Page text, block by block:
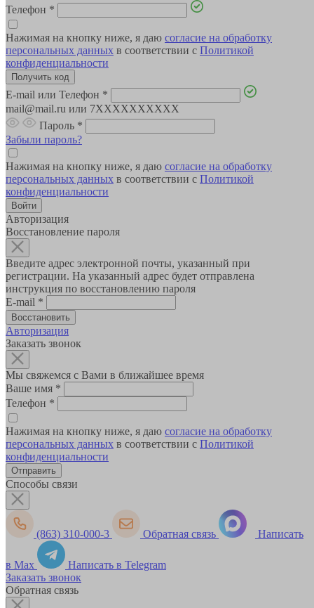
Телефон *
Нажимая на кнопку ниже, я даю согласие на обработку
персональных данных в соответствии с Политикой
конфиденциальности
E-mail или Телефон *
mail@mail.ru или 7XXXXXXXXXX
Пароль *
Забыли пароль?
Нажимая на кнопку ниже, я даю согласие на обработку
персональных данных в соответствии с Политикой
конфиденциальности
Авторизация
Восстановление пароля
Введите адрес электронной почты, указанный при
регистрации. На указанный адрес будет отправлена
инструкция по восстановлению пароля
E-mail *
Авторизация
Заказать звонок
Мы свяжемся с Вами в ближайшее время
Ваше имя *
Телефон *
Нажимая на кнопку ниже, я даю согласие на обработку
персональных данных в соответствии с Политикой
конфиденциальности
Способы связи
(863) 310-000-3 Обратная связь Написать
в Max
Написать в Telegram
Заказать звонок
Обратная связь